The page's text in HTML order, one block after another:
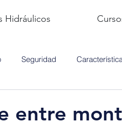
Hidráulicos
Seguridad
entre